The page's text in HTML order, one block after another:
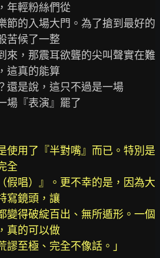
年輕粉絲們從
節的入場大門。為了搶到最好的
苦候了一整
來，那震耳欲聾的尖叫聲實在難
這真的能算
還是說，這只不過是一場
場『表演』罷了
使用了『半對嘴』而已。特別是
全
假唱）』。更不幸的是，因為大
寫鏡頭，讓
變得破綻百出、無所遁形。一個
真的可以做
至極、完全不像話。」